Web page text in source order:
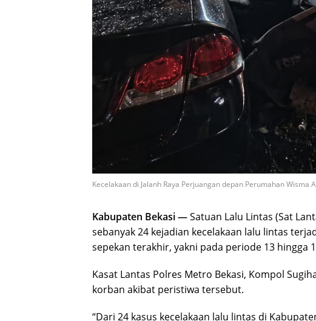
Kecelakaan di Jalanh Raya Perjuangan depan Perumahan
Kabupaten Bekasi —Satuan Lalu Lintas (Sat
sebanyak 24 kejadian kecelakaan lalu lintas
sepekan terakhir, yakni pada periode 13 hingga
Kasat Lantas Polres Metro Bekasi, Kompol
korban akibat peristiwa tersebut.
“Dari 24 kasus kecelakaan lalu lintas di